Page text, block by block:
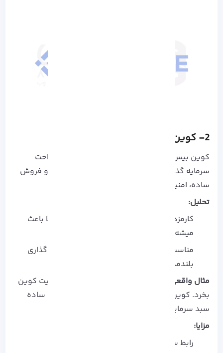
2- کوین‌ بیس (Coinbase)
کوین‌ بیس
اگه می‌ خوای از اول بدون استرس و راحت
سرمایه‌ گذاری کنی، کوین‌ بیس خیلی خوبه. خرید و فروش
ساده، امنیت بالا و همه چیز قانونی.
تحلیل:
کارمزد نسبتاً بالاست، اما امنیت و شفافیت بالا باعث
میشه تازه‌ کارها خیالشون راحت باشه.
مناسب کسانی که می‌ خوان به آرامی سرمایه‌ گذاری
بلندمدت انجام بدن.
مثال واقعی:
یه تازه‌ کار می‌ خواد هر هفته کمی بیت‌ کوین
بخرد. کوین‌ بیس با امکان خرید خودکار و پیگیری ساده
سبد سرمایه، این کار رو راحت می‌ کنه.
مزایا:
رابط ساده و خرید های تکراری آسان